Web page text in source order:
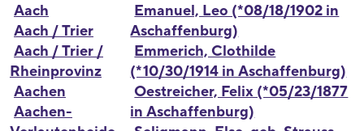
Aach
Aach / Trier
Aach / Trier /
Rheinprovinz
Aachen
Aachen-
Emanuel, Leo (*08/18/1902 in
Aschaffenburg)
Emmerich, Clothilde
(*10/30/1914 in Aschaffenburg)
Oestreicher, Felix (*05/23/1877
in Aschaffenburg)